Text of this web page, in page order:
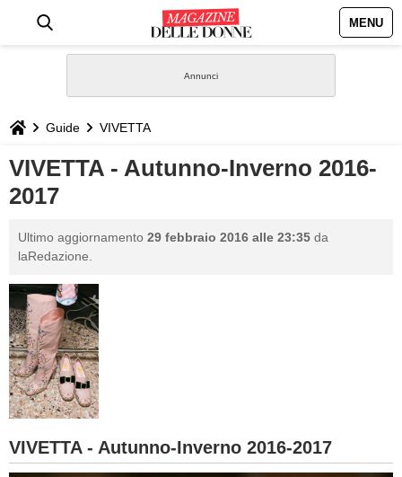
MENU
STILE
BIOGRAFIE
DEFINIZIONI
GASTRONOMIA
CAPELLI
SESSO
Guide VIVETTA
VIVETTA - Autunno-Inverno 2016-
2017
Ultimo aggiornamento 29 febbraio 2016 alle 23:35 da
laRedazione.
VIVETTA - Autunno-Inverno 2016-2017